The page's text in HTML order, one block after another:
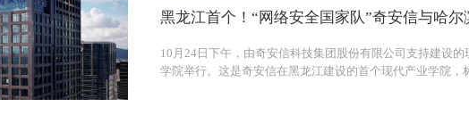
黑龙江首个！“网络安全国家队”奇安信与哈尔
10月24日下午，由奇安信科技集团股份有限公司支持建设
学院举行。这是奇安信在黑龙江建设的首个现代产业学院